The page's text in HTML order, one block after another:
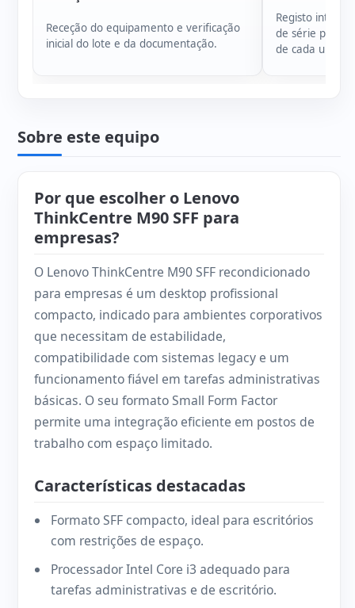
Receção do equipamento e verificação
inicial do lote e da documentação.
Registo
de série para
de cada
Sobre este equipo
Por que escolher o Lenovo
ThinkCentre M90 SFF para
empresas?
O Lenovo ThinkCentre M90 SFF recondicionado
para empresas é um desktop profissional
compacto, indicado para ambientes corporativos
que necessitam de estabilidade,
compatibilidade com sistemas legacy e um
funcionamento fiável em tarefas administrativas
básicas. O seu formato Small Form Factor
permite uma integração eficiente em postos de
trabalho com espaço limitado.
Características destacadas
Formato SFF compacto, ideal para escritórios
com restrições de espaço.
Processador Intel Core i3 adequado para
tarefas administrativas e de escritório.